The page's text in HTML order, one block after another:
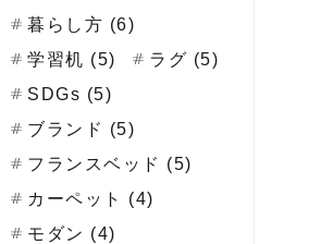
暮らし方 (6)
学習机 (5)
ラグ (5)
SDGs (5)
ブランド (5)
フランスベッド (5)
カーペット (4)
モダン (4)